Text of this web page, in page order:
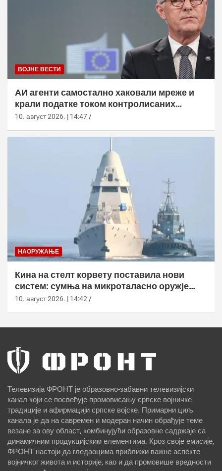
ВОЈНЕ ВЕСТИ
АИ агенти самостално хаковали мреже и
крали податке током контролисаних
тестова
10. август 2026. | 14:47
НАОРУЖАЊЕ
Кина на стелт корвету поставила нови
систем: сумња на микроталасно оружје
против дронова
10. август 2026. | 14:42
Телевизија ФРОНТ је образовно-забавни телевизијски
канал који се посвећује промовисању српске војничке
традиције и афирмацији српске војске. Примарни циљ
канала је да на савремен и модеран начин обрађује теме
везане за ову област, комбинујући образовне садржаје са
динамичним продукцијским елементима. Кроз своје емисије,
ФРОНТ настоји да гледаоцима приближи важне аспекте
војничког живота и историје, као и да промовише вредности